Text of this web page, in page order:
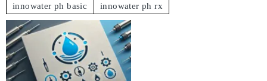
innowater ph basic innowater ph rx